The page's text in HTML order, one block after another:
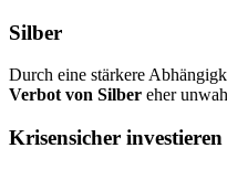
Silber
Durch eine stärkere
Verbot von Silber eher
Krisensicher